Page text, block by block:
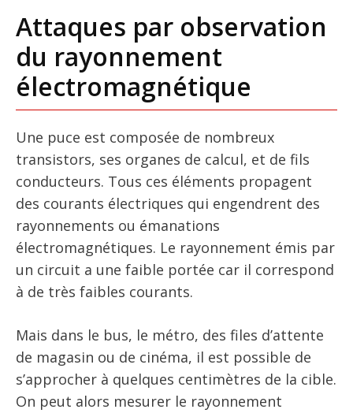
Attaques par observation
du rayonnement
électromagnétique
Une puce est composée de nombreux
transistors, ses organes de calcul, et de fils
conducteurs. Tous ces éléments propagent
des courants électriques qui engendrent des
rayonnements ou émanations
électromagnétiques. Le rayonnement émis par
un circuit a une faible portée car il correspond
à de très faibles courants.
Mais dans le bus, le métro, des files d’attente
de magasin ou de cinéma, il est possible de
s’approcher à quelques centimètres de la cible.
On peut alors mesurer le rayonnement